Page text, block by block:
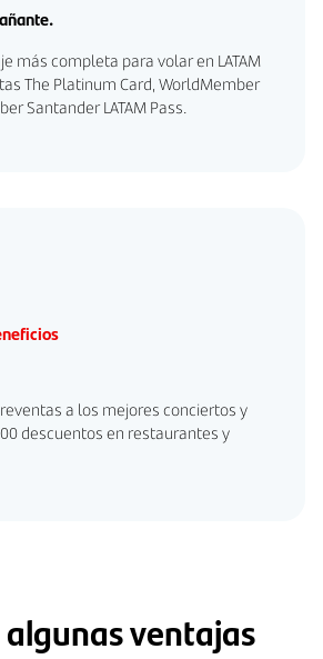
más completa para volar en LATAM
The Platinum Card, WorldMember
Santander LATAM Pass.
a los mejores conciertos y
descuentos en restaurantes y
algunas ventajas